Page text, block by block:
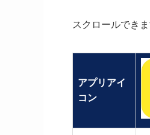
スクロールでき
アプリアイ
コン